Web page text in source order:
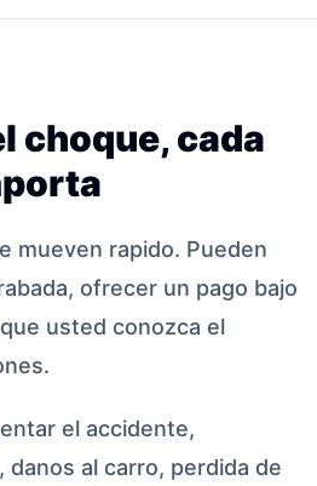
choque, cada
mueven rapido. Pueden
ofrecer un pago bajo
usted conozca el
el accidente,
al carro, perdida de